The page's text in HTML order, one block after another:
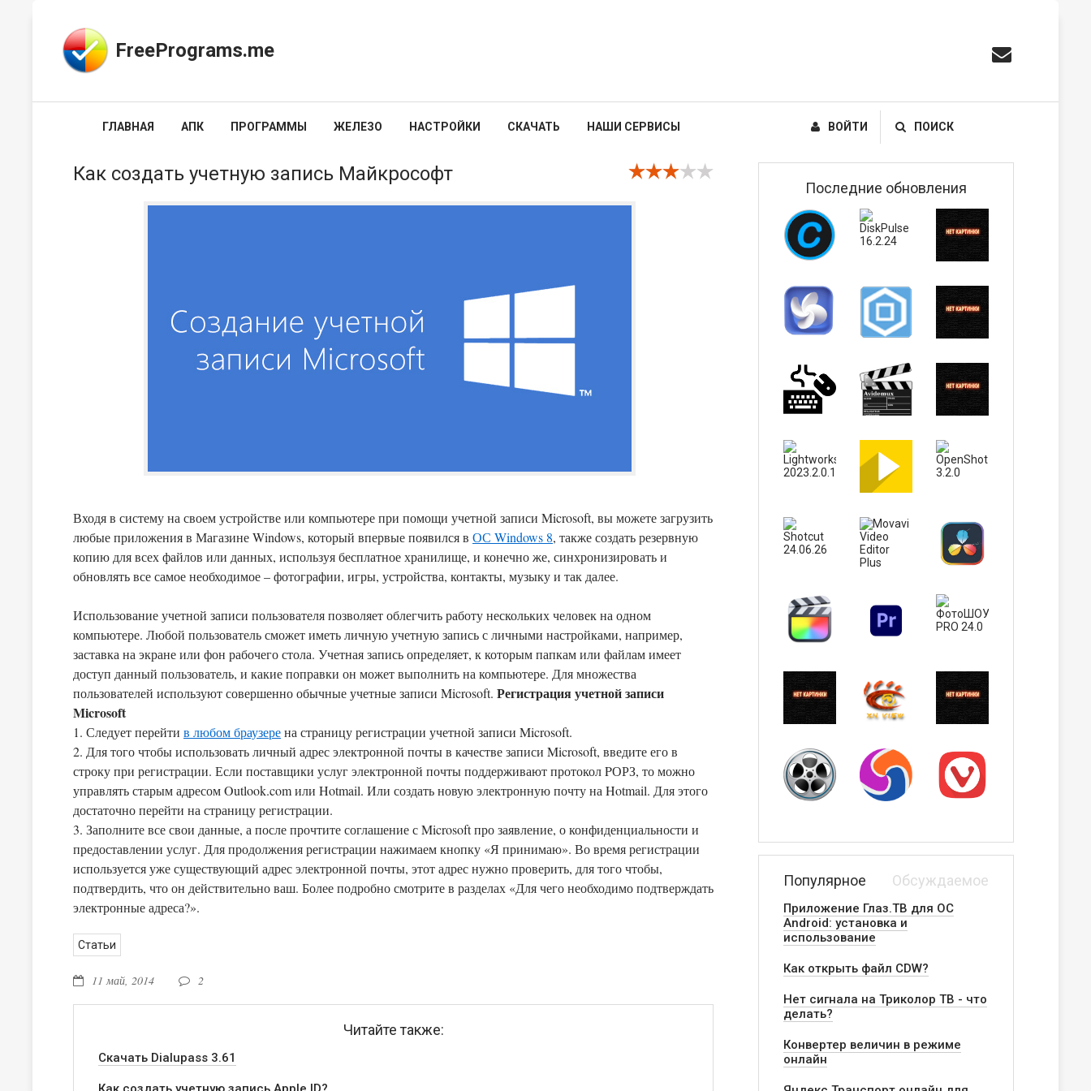
FreePrograms.me
ГЛАВНАЯ АПК ПРОГРАММЫ ЖЕЛЕЗО НАСТРОЙКИ СКАЧАТЬ НАШИ СЕРВИСЫ ВОЙТИ ПОИСК
Как создать учетную запись Майкрософт
Входя в систему на своем устройстве или компьютере при помощи учетной записи Microsoft, вы можете загрузить
любые приложения в Магазине Windows, который впервые появился в ОС Windows 8, также создать резервную
копию для всех файлов или данных, используя бесплатное хранилище, и конечно же, синхронизировать и
обновлять все самое необходимое – фотографии, игры, устройства, контакты, музыку и так далее.
Использование учетной записи пользователя позволяет облегчить работу нескольких человек на одном
компьютере. Любой пользователь сможет иметь личную учетную запись с личными настройками, например,
заставка на экране или фон рабочего стола. Учетная запись определяет, к которым папкам или файлам имеет
доступ данный пользователь, и какие поправки он может выполнить на компьютере. Для множества
пользователей используют совершенно обычные учетные записи Microsoft. Регистрация учетной записи
Microsoft
1. Следует перейти в любом браузерена страницу регистрации учетной записи Microsoft.
2. Для того чтобы использовать личный адрес электронной почты в качестве записи Microsoft, введите его в
строку при регистрации. Если поставщики услуг электронной почты поддерживают протокол PОРЗ, то можно
управлять старым адресом Outlook.com или Hotmail. Или создать новую электронную почту на Hotmail. Для этого
достаточно перейти на страницу регистрации.
3. Заполните все свои данные, а после прочтите соглашение с Microsoft про заявление, о конфиденциальности и
предоставлении услуг. Для продолжения регистрации нажимаем кнопку «Я принимаю». Во время регистрации
используется уже существующий адрес электронной почты, этот адрес нужно проверить, для того чтобы,
подтвердить, что он действительно ваш. Более подробно смотрите в разделах «Для чего необходимо подтверждать
электронные адреса?».
Статьи
11 май, 2014 2
Читайте также:
Скачать Dialupass 3.61
Последние обновления
Популярное Обсуждаемое
Приложение Глаз.ТВ для ОС
Android: установка и
использование
Как открыть файл CDW?
Нет сигнала на Триколор ТВ - что
делать?
Конвертер величин в режиме
онлайн